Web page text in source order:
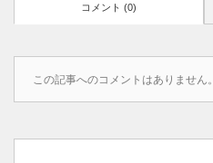
コメント (0)
この記事へのコメントはありません。